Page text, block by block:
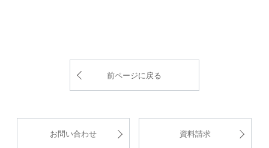
前ページに戻る
お問い合わせ 資料請求